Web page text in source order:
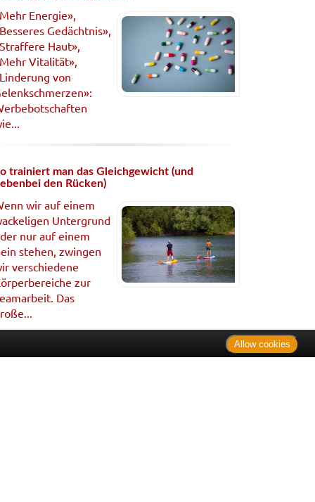
Energie»,
Gedächtnis»,
Haut»,
Vitalität»,
von
trainiert man das Gleichgewicht (und
den Rücken)
wir auf einem
Untergrund
nur auf einem
stehen, zwingen
verschiedene
zur
Das
Allow cookies